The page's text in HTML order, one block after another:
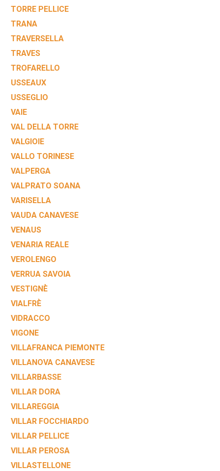
TORRE PELLICE
TRANA
TRAVERSELLA
TRAVES
TROFARELLO
USSEAUX
USSEGLIO
VAIE
VAL DELLA TORRE
VALGIOIE
VALLO TORINESE
VALPERGA
VALPRATO SOANA
VARISELLA
VAUDA CANAVESE
VENAUS
VENARIA REALE
VEROLENGO
VERRUA SAVOIA
VESTIGNÈ
VIALFRÈ
VIDRACCO
VIGONE
VILLAFRANCA PIEMONTE
VILLANOVA CANAVESE
VILLARBASSE
VILLAR DORA
VILLAREGGIA
VILLAR FOCCHIARDO
VILLAR PELLICE
VILLAR PEROSA
VILLASTELLONE